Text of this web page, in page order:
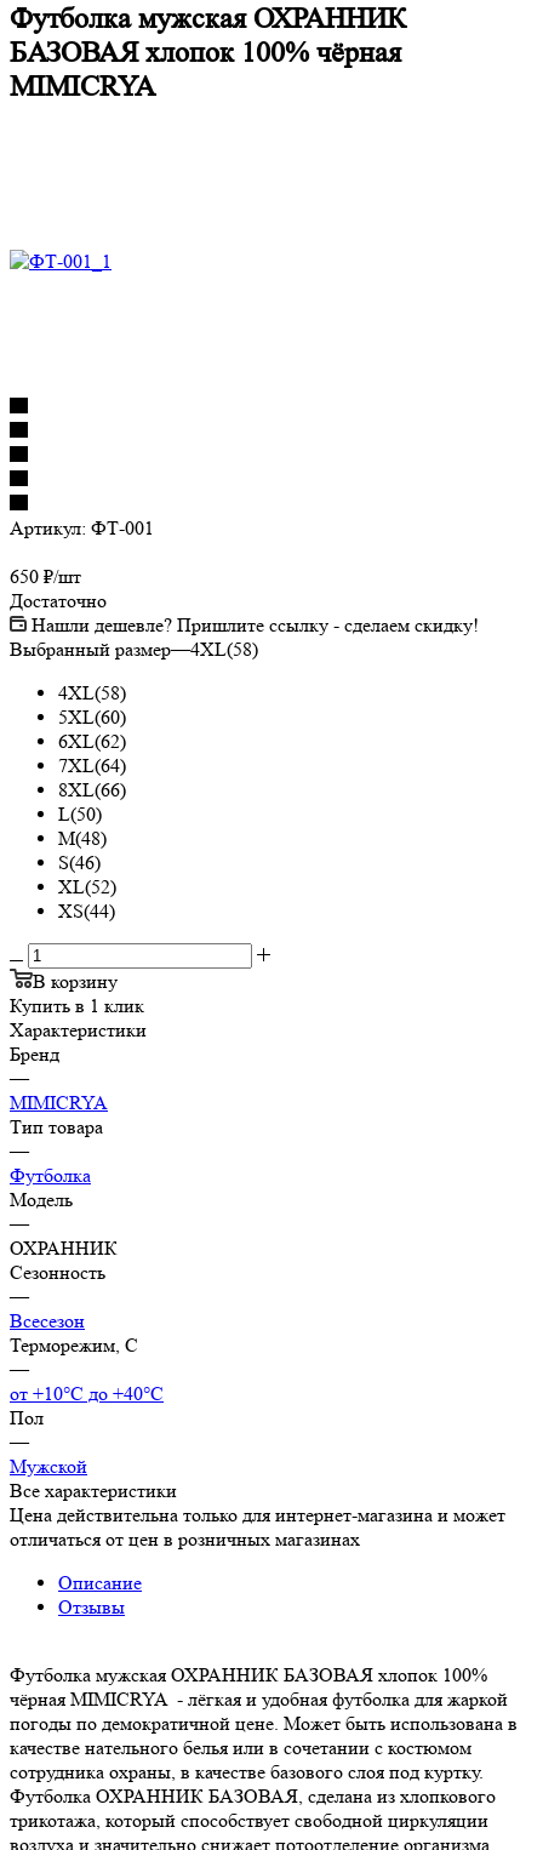
Футболка мужская ОХРАННИК
БАЗОВАЯ хлопок 100% чёрная
MIMICRYA
Артикул: ФТ-001
650 ₽/шт
Достаточно
Нашли дешевле? Пришлите ссылку - сделаем скидку!
Выбранный размер—4XL(58)
4XL(58)
5XL(60)
6XL(62)
7XL(64)
8XL(66)
L(50)
M(48)
S(46)
XL(52)
XS(44)
В корзину
Купить в 1 клик
Характеристики
Бренд
—
MIMICRYA
Тип товара
—
Футболка
Модель
—
ОХРАННИК
Сезонность
—
Всесезон
Терморежим, C
—
от +10°С до +40°С
Пол
—
Мужской
Все характеристики
Цена действительна только для интернет-магазина и может
отличаться от цен в розничных магазинах
Описание
Отзывы
Футболка мужская ОХРАННИК БАЗОВАЯ хлопок 100%
чёрная MIMICRYA - лёгкая и удобная футболка для жаркой
погоды по демократичной цене. Может быть использована в
качестве нательного белья или в сочетании с костюмом
сотрудника охраны, в качестве базового слоя под куртку.
Футболка ОХРАННИК БАЗОВАЯ, сделана из хлопкового
трикотажа, который способствует свободной циркуляции
воздуха и значительно снижает потоотделение организма,